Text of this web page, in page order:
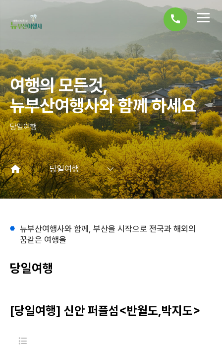
call
여행의 모든것,
뉴부산여행사와 함께 하세요
당일여행
당일여행
뉴부산여행사와 함께, 부산을 시작으로 전국과 해외의
꿈같은 여행을
당일여행
[당일여행] 신안 퍼플섬<반월도,박지도>